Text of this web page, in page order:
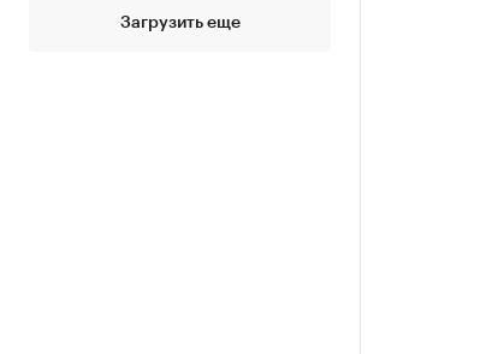
Загрузить еще